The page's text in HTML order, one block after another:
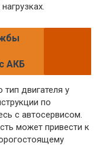
АКБ
двигателя у
по
с автосервисом.
может привести к